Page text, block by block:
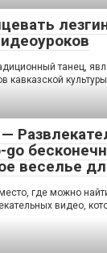
танец,
кавказской
веселье
где можно
видео,